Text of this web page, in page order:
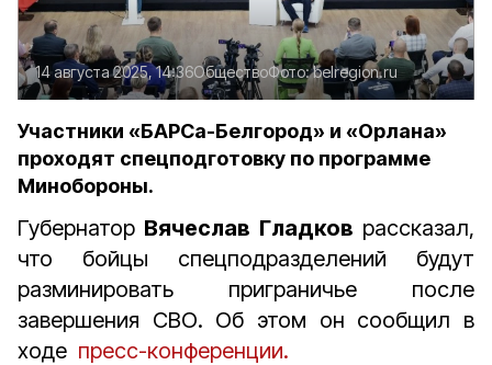
14 августа 2025, 14:36ОбществоФото:belregion.ru
Участники «БАРСа-Белгород» и «Орлана»
проходят спецподготовку по программе
Минобороны.
Губернатор Вячеслав Гладков рассказал,
что бойцы спецподразделений будут
разминировать приграничье после
завершения СВО. Об этом он сообщил в
ходе пресс-конференции.